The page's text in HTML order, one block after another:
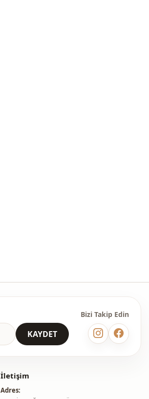
KAYDET
Bizi Takip Edin
İletişim
Adres: